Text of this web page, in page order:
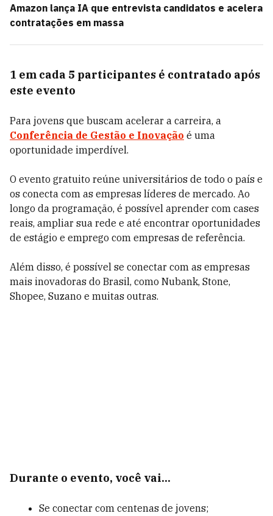
Amazon lança IA que entrevista candidatos e acelera
contratações em massa
1 em cada 5 participantes é contratado após
este evento
Para jovens que buscam acelerar a carreira, a
Conferência de Gestão e Inovação é uma
oportunidade imperdível.
O evento gratuito reúne universitários de todo o país e
os conecta com as empresas líderes de mercado. Ao
longo da programação, é possível aprender com cases
reais, ampliar sua rede e até encontrar oportunidades
de estágio e emprego com empresas de referência.
Além disso, é possível se conectar com as empresas
mais inovadoras do Brasil, como Nubank, Stone,
Shopee, Suzano e muitas outras.
Durante o evento, você vai...
Se conectar com centenas de jovens;